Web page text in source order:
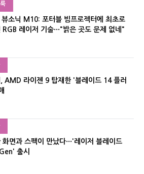
뷰소닉 M10: 포터블 빔프로젝터에 최초로
RGB 레이저 기술···"밝은 곳도 문제 없네"
, AMD 라이젠 9 탑재한 '블레이드 14 플러
화면과 스펙이 만났다···'레이저 블레이드
출시